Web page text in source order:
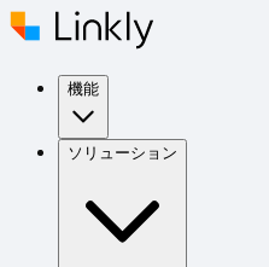
機能
ソリューション